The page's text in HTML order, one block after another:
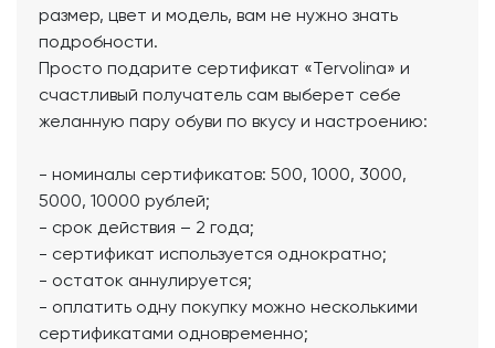
размер, цвет и модель, вам не нужно знать
подробности.
Просто подарите сертификат «Tervolina» и
счастливый получатель сам выберет себе
желанную пару обуви по вкусу и настроению:
- номиналы сертификатов: 500, 1000, 3000,
5000, 10000 рублей;
- срок действия – 2 года;
- сертификат используется однократно;
- остаток аннулируется;
- оплатить одну покупку можно несколькими
сертификатами одновременно;